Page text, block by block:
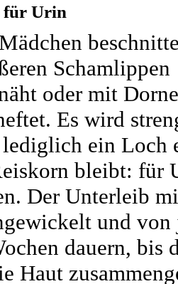
für Urin
Schamlippen
oder mit
Es wird
lediglich ein Loch
bleibt: für
Der Unterleib
und von
dauern, bis
Haut